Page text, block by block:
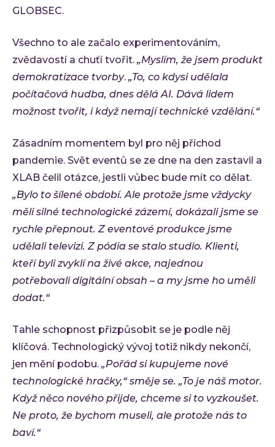
GLOBSEC.
Všechno to ale začalo experimentováním,
zvědavostí a chuťí tvořit. „Myslím, že jsem produkt
demokratizace tvorby. „To, co kdysi udělala
počítačová hudba, dnes dělá AI. Dává lidem
možnost tvořit, i když nemají technické vzdělání.“
Zásadním momentem byl pro něj příchod
pandemie. Svět eventů se ze dne na den zastavil a
XLAB čelil otázce, jestli vůbec bude mít co dělat.
„Bylo to šílené období. Ale protože jsme vždycky
měli silné technologické zázemí, dokázali jsme se
rychle přepnout. Z eventové produkce jsme
udělali televizi. Z pódia se stalo studio. Klienti,
kteří byli zvyklí na živé akce, najednou
potřebovali digitální obsah – a my jsme ho uměli
dodat.“
Tahle schopnost přizpůsobit se je podle něj
klíčová. Technologický vývoj totiž nikdy nekončí,
jen mění podobu. „Pořád si kupujeme nové
technologické hračky,“ směje se. „To je náš motor.
Když něco nového přijde, chceme si to vyzkoušet.
Ne proto, že bychom museli, ale protože nás to
baví.“